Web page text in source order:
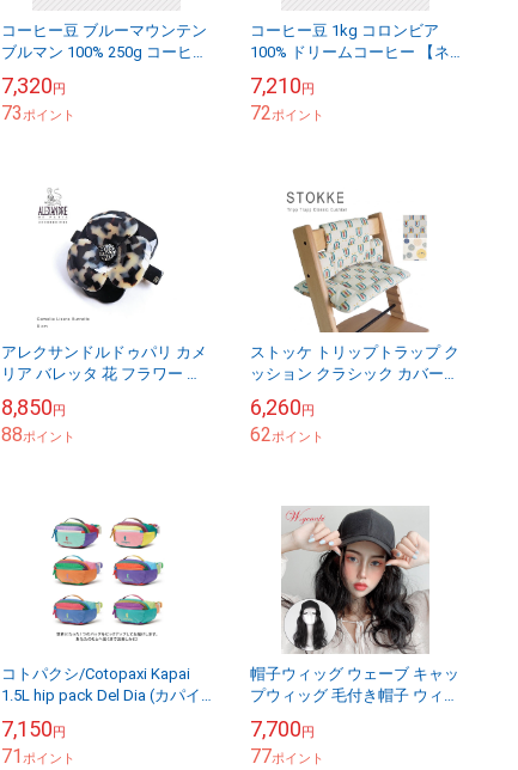
コーヒー豆 ブルーマウンテン
ブルマン 100% 250g コーヒー
便 1/2]
7,320円
73ポイント
コーヒー豆 1kg コロンビア
100% ドリームコーヒー 【ネ
7,210円
72ポイント
アレクサンドルドゥパリ カメ
リア バレッタ 花 フラワー ア
CAMELIA BARRE...
8,850円
88ポイント
ストッケ トリップトラップ ク
ッション クラシック カバー
ン 1003 Stokke Tripp ...
6,260円
62ポイント
コトパクシ/Cotopaxi Kapai
1.5L hip pack Del Dia (カパイ
ア...
7,150円
71ポイント
帽子ウィッグ ウェーブ キャッ
プウィッグ 毛付き帽子 ウィッ
7,700円
77ポイント